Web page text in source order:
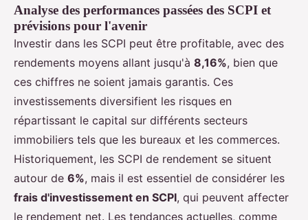
Analyse des performances passées des SCPI et
prévisions pour l'avenir
Investir dans les SCPI peut être profitable, avec des
rendements moyens allant jusqu'à 8,16%, bien que
ces chiffres ne soient jamais garantis. Ces
investissements diversifient les risques en
répartissant le capital sur différents secteurs
immobiliers tels que les bureaux et les commerces.
Historiquement, les SCPI de rendement se situent
autour de 6%, mais il est essentiel de considérer les
frais d'investissement en SCPI, qui peuvent affecter
le rendement net. Les tendances actuelles, comme